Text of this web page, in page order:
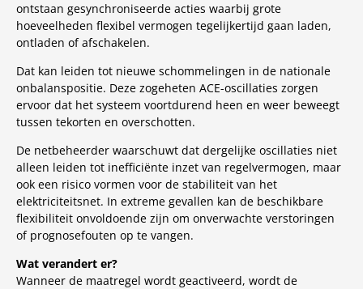
ontstaan gesynchroniseerde acties waarbij grote
hoeveelheden flexibel vermogen tegelijkertijd gaan laden,
ontladen of afschakelen.
Dat kan leiden tot nieuwe schommelingen in de nationale
onbalanspositie. Deze zogeheten ACE-oscillaties zorgen
ervoor dat het systeem voortdurend heen en weer beweegt
tussen tekorten en overschotten.
De netbeheerder waarschuwt dat dergelijke oscillaties niet
alleen leiden tot inefficiënte inzet van regelvermogen, maar
ook een risico vormen voor de stabiliteit van het
elektriciteitsnet. In extreme gevallen kan de beschikbare
flexibiliteit onvoldoende zijn om onverwachte verstoringen
of prognosefouten op te vangen.
Wat verandert er?
Wanneer de maatregel wordt geactiveerd, wordt de